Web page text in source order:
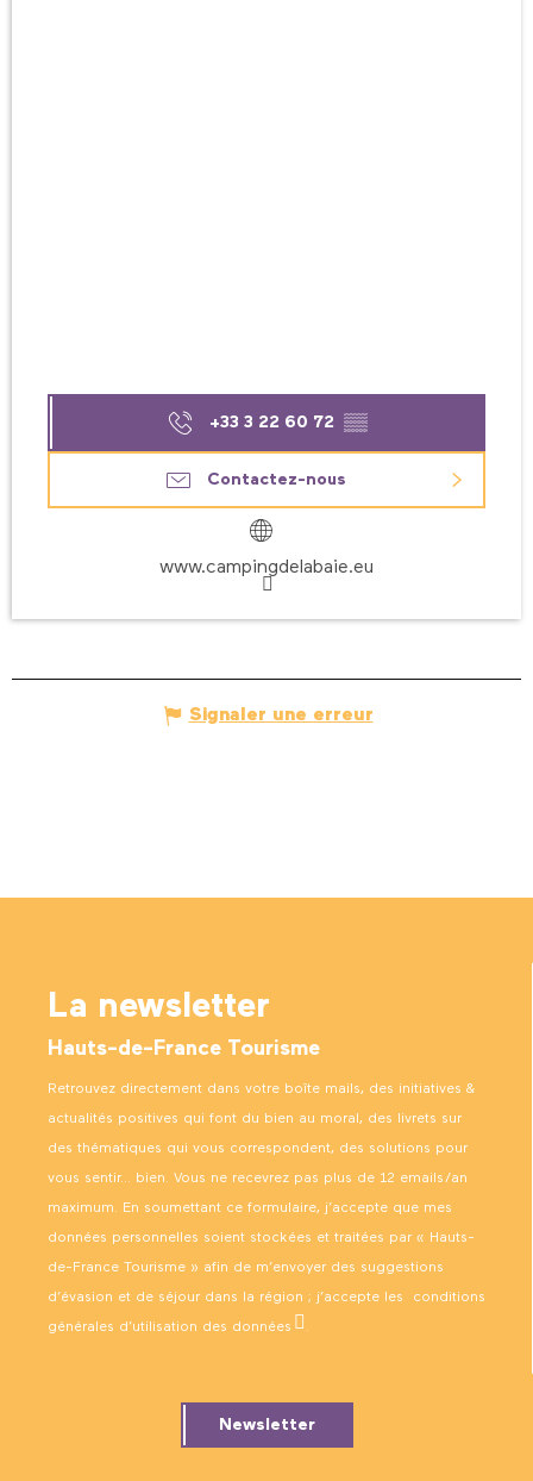
+33 3 22 60 72 ▒▒
Contactez-nous
www.campingdelabaie.eu
Signaler une erreur
La newsletter
Hauts-de-France Tourisme
Retrouvez directement dans votre boîte mails, des initiatives &
actualités positives qui font du bien au moral, des livrets sur
des thématiques qui vous correspondent, des solutions pour
vous sentir… bien. Vous ne recevrez pas plus de 12 emails/an
maximum. En soumettant ce formulaire, j’accepte que mes
données personnelles soient stockées et traitées par « Hauts-
de-France Tourisme » afin de m’envoyer des suggestions
d’évasion et de séjour dans la région ; j’accepte les conditions
générales d’utilisation des données .
Newsletter